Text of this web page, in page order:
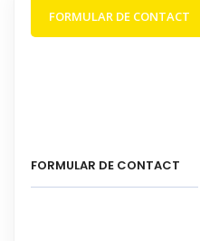
FORMULAR DE CONTACT
FORMULAR DE CONTACT